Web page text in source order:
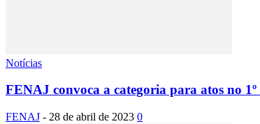
Notícias
FENAJ convoca a categoria para atos no
FENAJ - 28 de abril de 2023 0